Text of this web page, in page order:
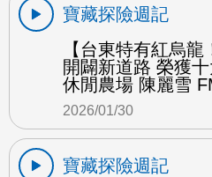
寶藏探險週記
【台東特有紅烏
開闢新道路 榮獲
休閒農場 陳麗雪
2026/01/30
寶藏探險週記